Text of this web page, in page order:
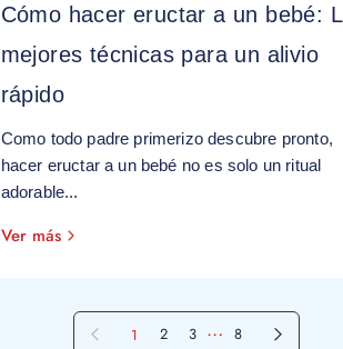
Cómo hacer eructar a un bebé:
mejores técnicas para un alivio
rápido
Como todo padre primerizo descubre pronto,
hacer eructar a un bebé no es solo un ritual
adorable...
Ver más
Página anterior1 2 3 … 8 Página siguiente